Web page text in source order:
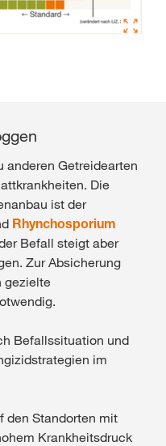
anderen Getreidearten
Die
ist der
Rhynchosporium
Befall steigt aber
Zur Absicherung
gezielte
Befallssituation und
im
den Standorten mit
Krankheitsdruck